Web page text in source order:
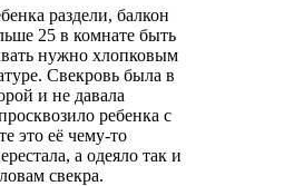
раздели, балкон
25 в комнате быть
нужно хлопковым
Свекровь была в
и не давала
ребенка с
это её чему-то
а одеяло так и
свекра.